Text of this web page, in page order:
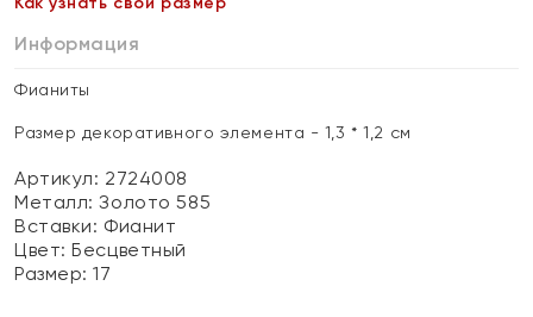
Информация
Фианиты
Размер декоративного элемента - 1,3 * 1,2 см
Артикул: 2724008
Металл:Золото 585
Вставки: Фианит
Цвет:Бесцветный
Размер:17